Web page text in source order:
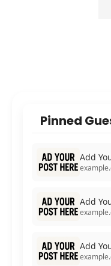
Pinned
Add
Add
Add